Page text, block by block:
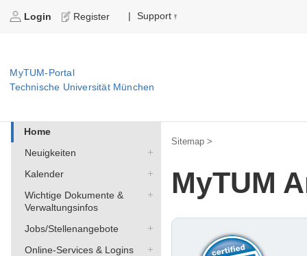
Login Register | Support
MyTUM-Portal
Technische Universität München
Home
Neuigkeiten
Kalender
Wichtige Dokumente &
Verwaltungsinfos
Jobs/Stellenangebote
Online-Services & Logins
Sitemap >
MyTUM